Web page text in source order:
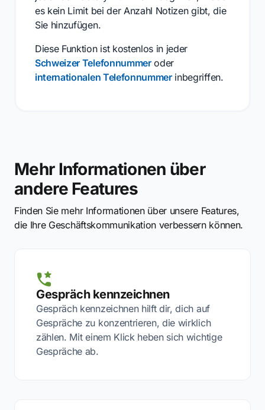
es kein Limit bei der Anzahl Notizen gibt, die
Sie hinzufügen.
Diese Funktion ist kostenlos in jeder
Schweizer Telefonnummeroder
internationalen Telefonnummerinbegriffen.
Mehr Informationen über
andere Features
Finden Sie mehr Informationen über unsere Features,
die Ihre Geschäftskommunikation verbessern können.
Gespräch kennzeichnen
Gespräch kennzeichnen hilft dir, dich auf
Gespräche zu konzentrieren, die wirklich
zählen. Mit einem Klick heben sich wichtige
Gespräche ab.